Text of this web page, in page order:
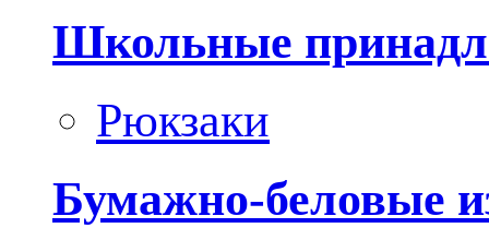
Школьные
Рюкзаки
Бумажно-беловые